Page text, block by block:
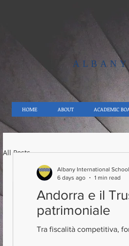
ALBANY
HOME ABOUT ACADEMIC
All Posts
Andorra e il
patrimoniale
Tra fiscalità competitiva,
Albany International School
6 days ago
1 min read